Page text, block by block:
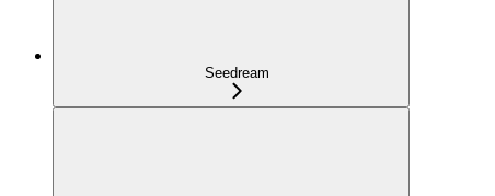
Seedream